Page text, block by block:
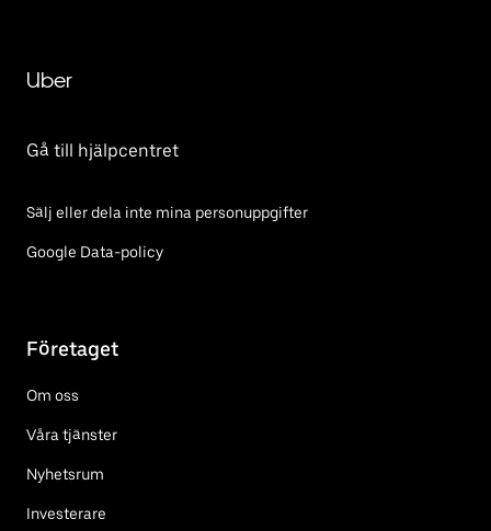
Uber
Gå till hjälpcentret
Sälj eller dela inte mina personuppgifter
Google Data-policy
Företaget
Om oss
Våra tjänster
Nyhetsrum
Investerare